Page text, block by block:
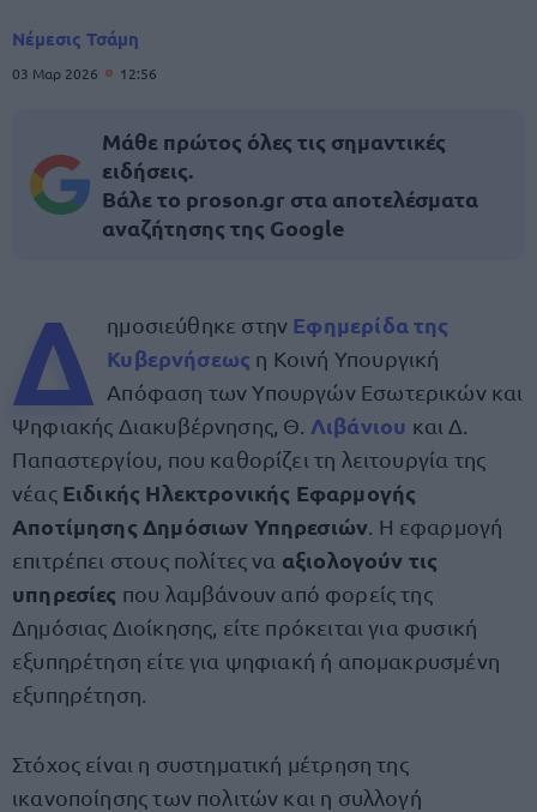
Νέμεσις Τσάμη
03 Μαρ 2026 12:56
Μάθε πρώτος όλες τις σημαντικές
ειδήσεις.
Βάλε το proson.gr στα αποτελέσματα
αναζήτησης της Google
Δ ημοσιεύθηκε στην Εφημερίδα της
Κυβερνήσεως η Κοινή Υπουργική
Απόφαση των Υπουργών Εσωτερικών και
Ψηφιακής Διακυβέρνησης, Θ. Λιβάνιου και Δ.
Παπαστεργίου, που καθορίζει τη λειτουργία της
νέας Ειδικής Ηλεκτρονικής Εφαρμογής
Αποτίμησης Δημόσιων Υπηρεσιών . Η εφαρμογή
επιτρέπει στους πολίτες να αξιολογούν τις
υπηρεσίες που λαμβάνουν από φορείς της
Δημόσιας Διοίκησης, είτε πρόκειται για φυσική
εξυπηρέτηση είτε για ψηφιακή ή απομακρυσμένη
εξυπηρέτηση.
Στόχος είναι η συστηματική μέτρηση της
ικανοποίησης των πολιτών και η συλλογή